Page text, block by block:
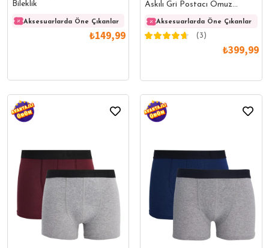
Bileklik
Aksesuarlarda Öne Çıkanlar Aksesuarlarda Öne Çıkanlar
₺149,99
Askılı Gri Postacı Omuz
Çantası
Aksesuarlarda Öne Çıkanlar
(3)
₺399,99